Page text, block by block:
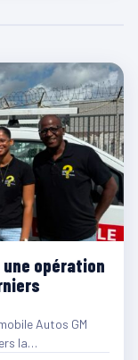
une opération
Autos GM
la…